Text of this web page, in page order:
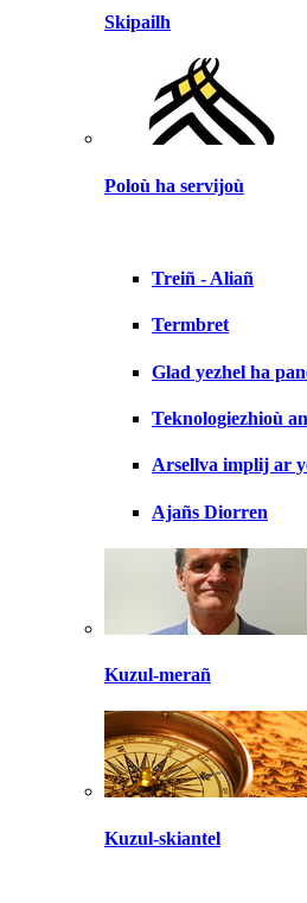
Skipailh
Poloù ha servijoù
Treiñ - Aliañ
Termbret
Glad yezhel ha
Teknologiezhioù
Arsellva implij ar
Ajañs Diorren
Kuzul-merañ
Kuzul-skiantel